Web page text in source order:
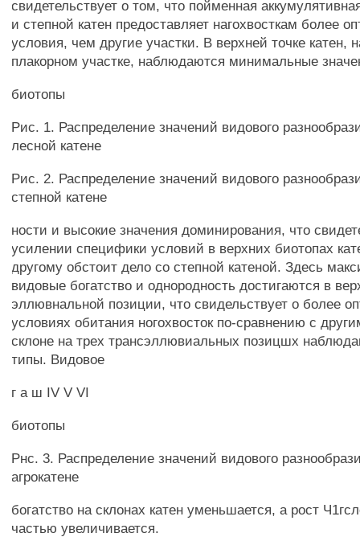
свидетельствует о том, что пойменная
и степной катен предоставляет нагохвосткам более
условия, чем другие участки. В верхней точке катен,
плакорном участке, наблюдаются минимальные
биотопы
Рис. 1. Распределение значений видового
лесной катене
Рис. 2. Распределение значений видового
степной катене
ности и высокие значения доминирования, что
усилении специфики условий в верхних биотопах
другому обстоит дело со степной катеной. Здесь
видовые богатство и однородность достигаются в
эллювнальной позиции, что свидельствует о более
условиях обитания ногохвосток по-сравнению с
склоне на трех трансэллювиальных позицшх
типы. Видовое
г а ш IV V VI
биотопы
Рнс. 3. Распределение значений видового
агрокатене
богатство на склонах катен уменьшается, а рост
частью увеличивается.